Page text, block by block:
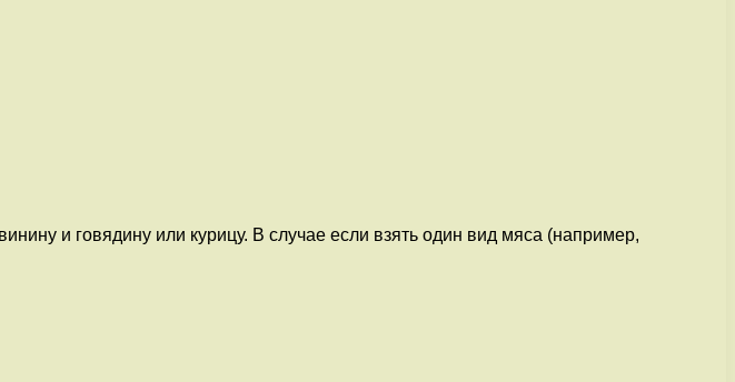
и говядину или курицу. В случае если взять один вид мяса (например,